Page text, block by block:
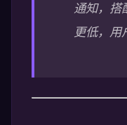
通知，搭
更低，用